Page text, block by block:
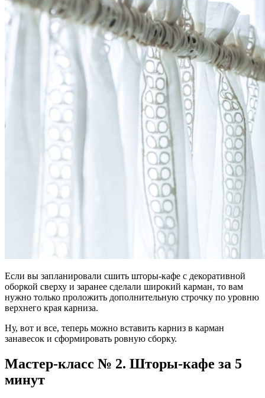
Если вы запланировали сшить шторы-кафе с декоративной
оборкой сверху и заранее сделали широкий карман, то вам
нужно только проложить дополнительную строчку по уровню
верхнего края карниза.
Ну, вот и все, теперь можно вставить карниз в карман
занавесок и сформировать ровную сборку.
Мастер-класс № 2. Шторы-кафе за 5
минут